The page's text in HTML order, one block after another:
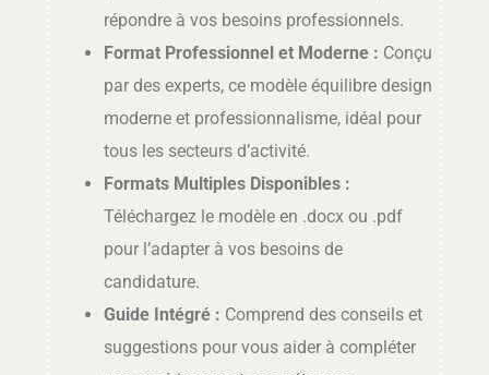
répondre à vos besoins professionnels.
Format Professionnel et Moderne : Conçu
par des experts, ce modèle équilibre design
moderne et professionnalisme, idéal pour
tous les secteurs d’activité.
Formats Multiples Disponibles :
Téléchargez le modèle en .docx ou .pdf
pour l’adapter à vos besoins de
candidature.
Guide Intégré : Comprend des conseils et
suggestions pour vous aider à compléter